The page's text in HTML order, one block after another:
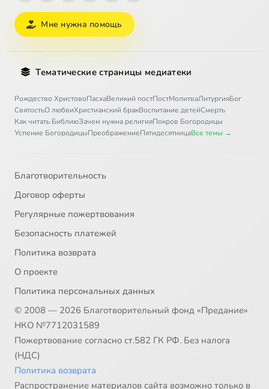
Мне нужна помощь
Тематические страницы медиатеки
Рождество ХристовоПасхаВеликий постПостМолитваЛитургияБог
СвятостьО любвиХристианский бракВоспитание детейСмерть
Как читать БиблиюЗачем нужна религияПокров Богородицы
Успение БогородицыПреображениеПятидесятницаВсе темы →
Благотворительность
Договор оферты
Регулярные пожертвования
Безопасность платежей
Политика возврата
О проекте
Политика персональных данных
© 2008 — 2026 Благотворительный фонд «Предание»
НКО №7712031589
Пожертвование согласно ст.582 ГК РФ. Без налога
(НДС)
Политика возврата
Распространение материалов сайта возможно только в